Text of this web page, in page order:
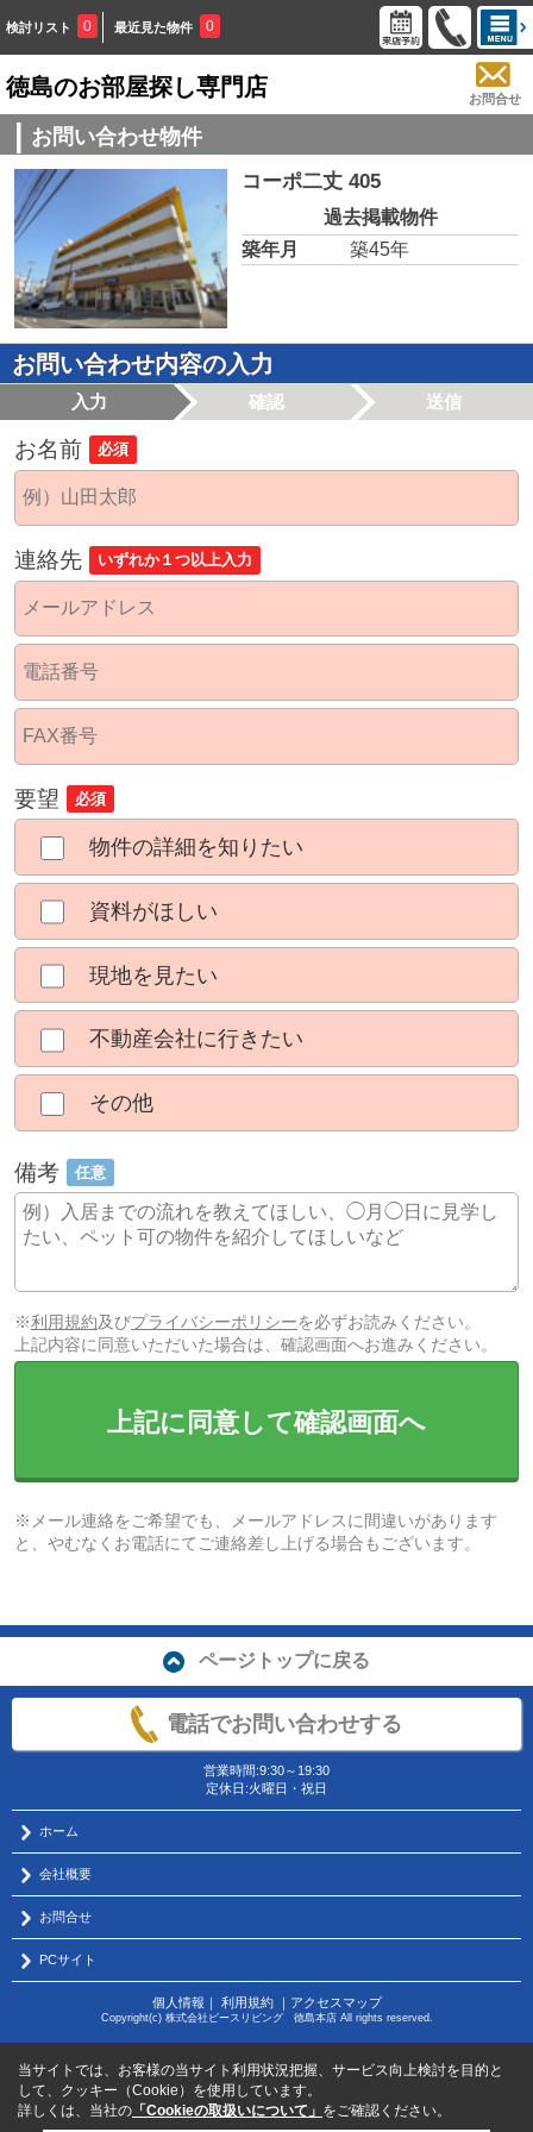
検討リスト 0 最近見た物件 0
徳島のお部屋探し専門店 お問合せ
お問い合わせ物件
コーポ二丈 405
過去掲載物件
築年月
築45年
お問い合わせ内容の入力
入力 確認 送信
お名前 必須
連絡先 いずれか１つ以上入力
要望 必須
物件の詳細を知りたい
資料がほしい
現地を見たい
不動産会社に行きたい
その他
備考 任意
※利用規約及びプライバシーポリシーを必ずお読みください。
上記内容に同意いただいた場合は、確認画面へお進みください。
上記に同意して確認画面へ
※メール連絡をご希望でも、メールアドレスに間違いがあります
と、やむなくお電話にてご連絡差し上げる場合もございます。
ページトップに戻る
電話でお問い合わせする
営業時間:9:30～19:30
定休日:火曜日・祝日
ホーム
会社概要
お問合せ
PCサイト
個人情報 利用規約｜ アクセスマップ
Copyright(c) 株式会社ピースリビング 徳島本店 All rights reserved.
当サイトでは、お客様の当サイト利用状況把握、サービス向上検討を目的と
して、クッキー（Cookie）を使用しています。
詳しくは、当社の 「Cookieの取扱いについて」 をご確認ください。